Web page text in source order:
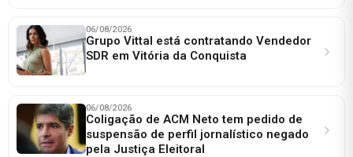
06/08/2026
Grupo Vittal está contratando Vendedor
SDR em Vitória da Conquista
06/08/2026
Coligação de ACM Neto tem pedido de
suspensão de perfil jornalístico negado
pela Justiça Eleitoral